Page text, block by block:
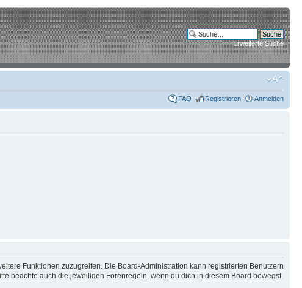
Erweiterte Suche
FAQ Registrieren Anmelden
Funktionen zuzugreifen. Die Board-Administration kann registrierten Benutzern
beachte auch die jeweiligen Forenregeln, wenn du dich in diesem Board bewegst.